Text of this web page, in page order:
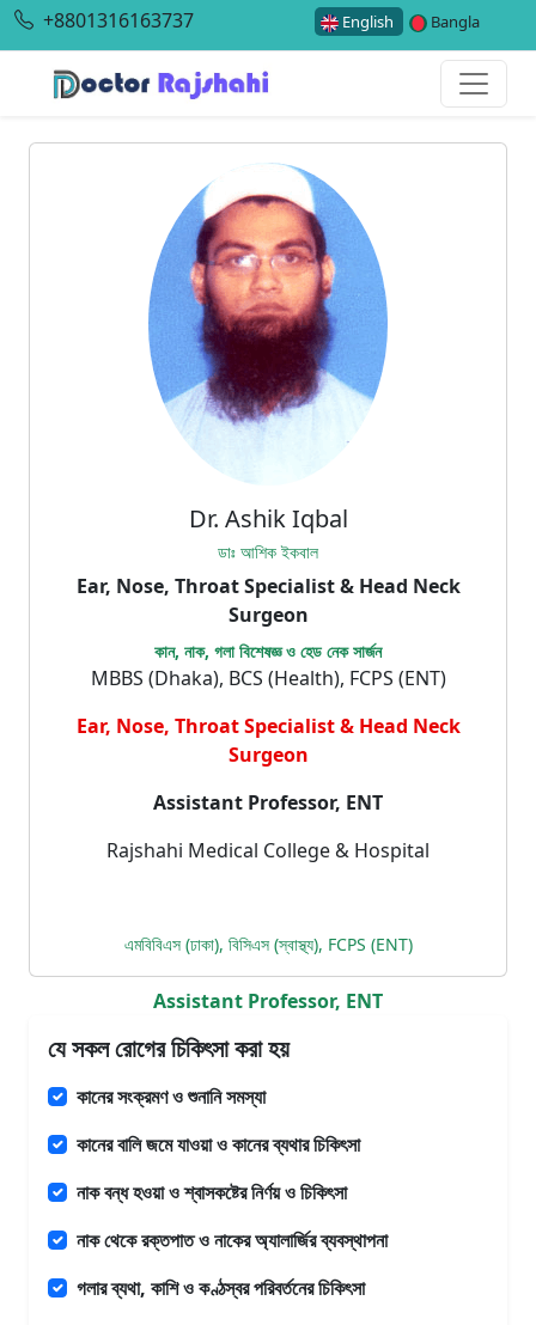
+8801316163737 English Bangla
Dr. Ashik Iqbal
ডাঃ আশিক ইকবাল
Ear, Nose, Throat Specialist & Head Neck
Surgeon
কান, নাক, গলা বিশেষজ্ঞ ও হেড নেক সার্জন
MBBS (Dhaka), BCS (Health), FCPS (ENT)
Ear, Nose, Throat Specialist & Head Neck
Surgeon
Assistant Professor, ENT
Rajshahi Medical College & Hospital
এমবিবিএস (ঢাকা), বিসিএস (স্বাস্থ্য), FCPS (ENT)
Assistant Professor, ENT
যে সকল রোগের চিকিৎসা করা হয়
কানের সংক্রমণ ও শুনানি সমস্যা
কানের বালি জমে যাওয়া ও কানের ব্যথার চিকিৎসা
নাক বন্ধ হওয়া ও শ্বাসকষ্টের নির্ণয় ও চিকিৎসা
নাক থেকে রক্তপাত ও নাকের অ্যালার্জির ব্যবস্থাপনা
গলার ব্যথা, কাশি ও কণ্ঠস্বর পরিবর্তনের চিকিৎসা